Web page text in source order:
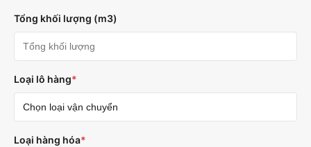
Tổng khối lượng (m3)
Loại lô hàng*
Loại hàng hóa*